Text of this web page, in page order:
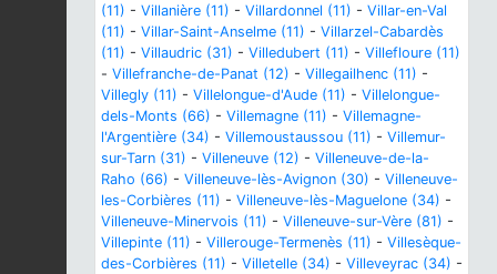
(11) - Villanière (11) - Villardonnel (11) - Villar-en-Val
(11) - Villar-Saint-Anselme (11) - Villarzel-Cabardès
(11) - Villaudric (31) - Villedubert (11) - Villefloure (11)
- Villefranche-de-Panat (12) - Villegailhenc (11) -
Villegly (11) - Villelongue-d'Aude (11) - Villelongue-
dels-Monts (66) - Villemagne (11) - Villemagne-
l'Argentière (34) - Villemoustaussou (11) - Villemur-
sur-Tarn (31) - Villeneuve (12) - Villeneuve-de-la-
Raho (66) - Villeneuve-lès-Avignon (30) - Villeneuve-
les-Corbières (11) - Villeneuve-lès-Maguelone (34) -
Villeneuve-Minervois (11) - Villeneuve-sur-Vère (81) -
Villepinte (11) - Villerouge-Termenès (11) - Villesèque-
des-Corbières (11) - Villetelle (34) - Villeveyrac (34) -